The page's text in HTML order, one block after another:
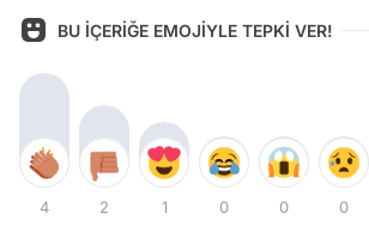
BU İÇERİĞE EMOJİYLE TEPKİ VER!
4 2 1 0 0 0